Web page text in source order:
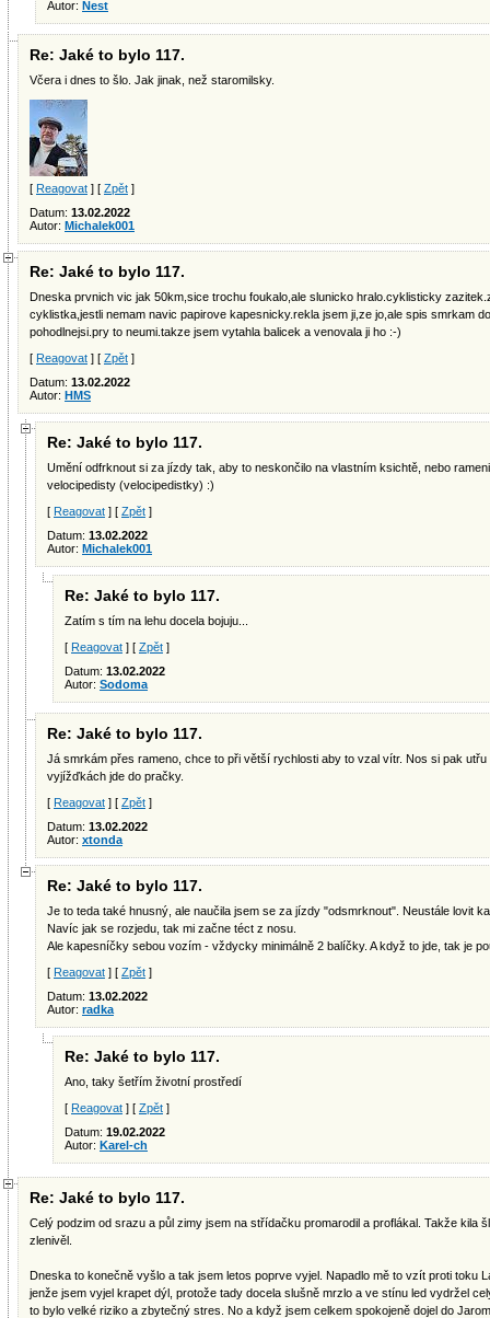
Autor: Nest
Re: Jaké to bylo 117.
Včera i dnes to šlo. Jak jinak, než staromilsky.
[ Reagovat ] [ Zpět ]
Datum: 13.02.2022
Autor: Michalek001
Re: Jaké to bylo 117.
Dneska prvnich vic jak 50km,sice trochu foukalo,ale slunicko hralo.cyklisticky
cyklistka,jestli nemam navic papirove kapesnicky.rekla jsem ji,ze jo,ale spis smrkam
pohodlnejsi.pry to neumi.takze jsem vytahla balicek a venovala ji ho :-)
[ Reagovat ] [ Zpět ]
Datum: 13.02.2022
Autor: HMS
Re: Jaké to bylo 117.
Umění odfrknout si za jízdy tak, aby to neskončilo na vlastním ksichtě, nebo
velocipedisty (velocipedistky) :)
[ Reagovat ] [ Zpět ]
Datum: 13.02.2022
Autor: Michalek001
Re: Jaké to bylo 117.
Zatím s tím na lehu docela bojuju...
[ Reagovat ] [ Zpět ]
Datum: 13.02.2022
Autor: Sodoma
Re: Jaké to bylo 117.
Já smrkám přes rameno, chce to při větší rychlosti aby to vzal vítr. Nos si pak
vyjížďkách jde do pračky.
[ Reagovat ] [ Zpět ]
Datum: 13.02.2022
Autor: xtonda
Re: Jaké to bylo 117.
Je to teda také hnusný, ale naučila jsem se za jízdy "odsmrknout". Neustále lovit
Navíc jak se rozjedu, tak mi začne téct z nosu.
Ale kapesníčky sebou vozím - vždycky minimálně 2 balíčky. A když to jde, tak je
[ Reagovat ] [ Zpět ]
Datum: 13.02.2022
Autor: radka
Re: Jaké to bylo 117.
Ano, taky šetřím životní prostředí
[ Reagovat ] [ Zpět ]
Datum: 19.02.2022
Autor: Karel-ch
Re: Jaké to bylo 117.
Celý podzim od srazu a půl zimy jsem na střídačku promarodil a proflákal. Takže kila
zlenivěl.
Dneska to konečně vyšlo a tak jsem letos poprve vyjel. Napadlo mě to vzít proti toku
jenže jsem vyjel krapet dýl, protože tady docela slušně mrzlo a ve stínu led vydržel
to bylo velké riziko a zbytečný stres. No a když jsem celkem spokojeně dojel do